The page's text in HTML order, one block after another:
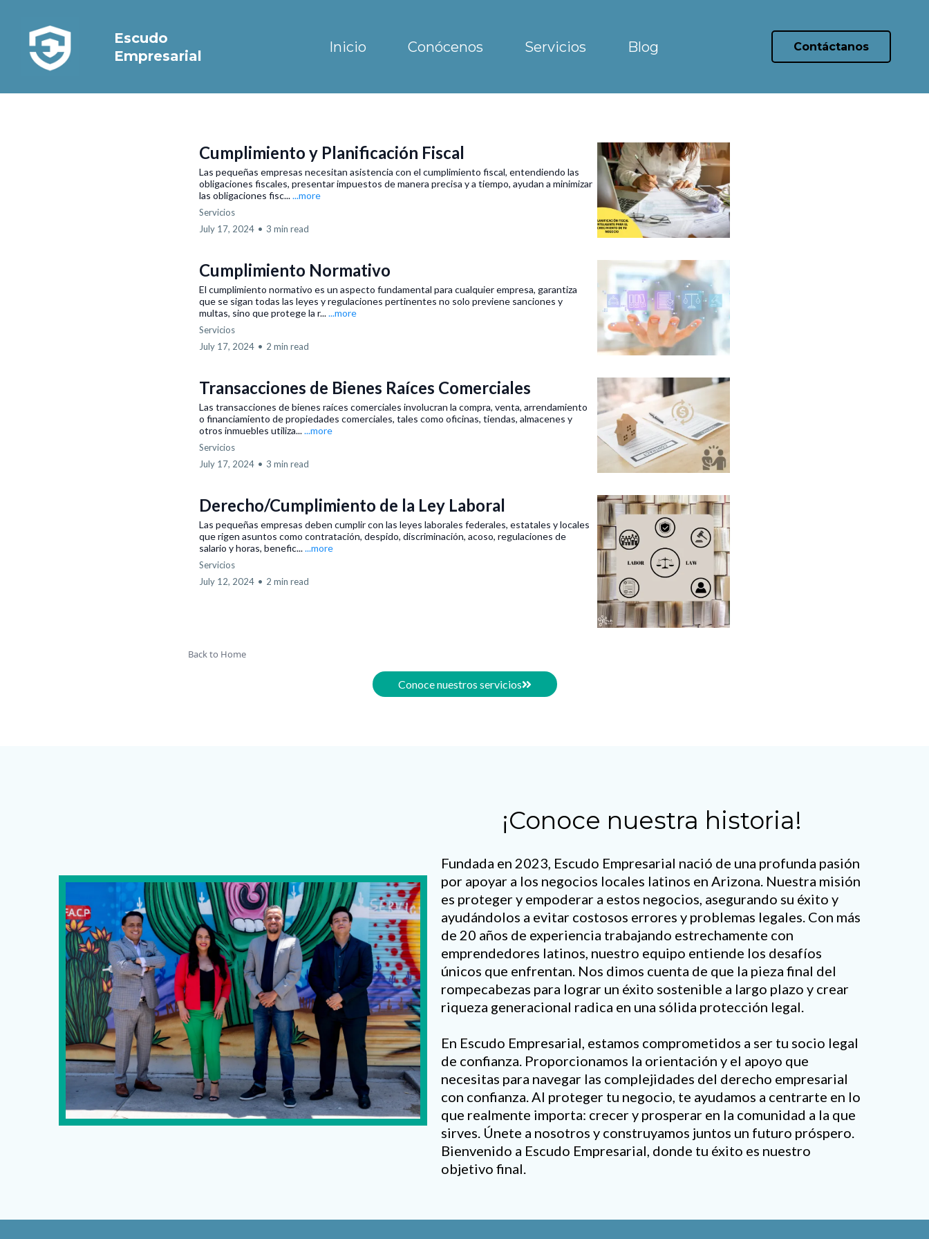
Escudo
Empresarial
Inicio Conócenos Servicios Blog Contáctanos
Cumplimiento y Planificación Fiscal
Las pequeñas empresas necesitan asistencia con el cumplimiento fiscal, entendiendo las
obligaciones fiscales, presentar impuestos de manera precisa y a tiempo, ayudan a minimizar
las obligaciones fisc......more
Servicios
July 17, 2024 • 3 min read
Cumplimiento Normativo
El cumplimiento normativo es un aspecto fundamental para cualquier empresa, garantiza
que se sigan todas las leyes y regulaciones pertinentes no solo previene sanciones y
multas, sino que protege la r......more
Servicios
July 17, 2024 • 2 min read
Transacciones de Bienes Raíces Comerciales
Las transacciones de bienes raíces comerciales involucran la compra, venta, arrendamiento
o financiamiento de propiedades comerciales, tales como oficinas, tiendas, almacenes y
otros inmuebles utiliza......more
Servicios
July 17, 2024 • 3 min read
Derecho/Cumplimiento de la Ley Laboral
Las pequeñas empresas deben cumplir con las leyes laborales federales, estatales y locales
que rigen asuntos como contratación, despido, discriminación, acoso, regulaciones de
salario y horas, benefic......more
Servicios
July 12, 2024 • 2 min read
Back to Home
Conoce nuestros servicios
¡Conoce nuestra historia!
Fundada en 2023, Escudo Empresarial nació de una profunda pasión
por apoyar a los negocios locales latinos en Arizona. Nuestra misión
es proteger y empoderar a estos negocios, asegurando su éxito y
ayudándolos a evitar costosos errores y problemas legales. Con más
de 20 años de experiencia trabajando estrechamente con
emprendedores latinos, nuestro equipo entiende los desafíos
únicos que enfrentan. Nos dimos cuenta de que la pieza final del
rompecabezas para lograr un éxito sostenible a largo plazo y crear
riqueza generacional radica en una sólida protección legal.
En Escudo Empresarial, estamos comprometidos a ser tu socio legal
de confianza. Proporcionamos la orientación y el apoyo que
necesitas para navegar las complejidades del derecho empresarial
con confianza. Al proteger tu negocio, te ayudamos a centrarte en lo
que realmente importa: crecer y prosperar en la comunidad a la que
sirves. Únete a nosotros y construyamos juntos un futuro próspero.
Bienvenido a Escudo Empresarial, donde tu éxito es nuestro
objetivo final.